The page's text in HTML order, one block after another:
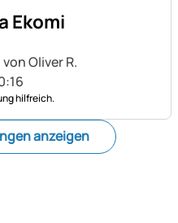
Ekomi
von Oliver R.
hilfreich.
anzeigen